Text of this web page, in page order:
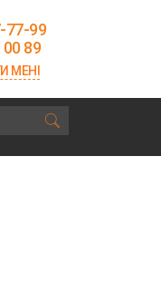
77-99
00 89
МЕНІ